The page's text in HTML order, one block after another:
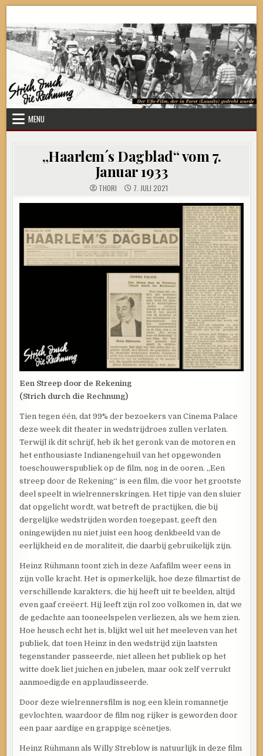
content
Strich durch die Rechnung
MENU
„Haarlem´s Dagblad“ vom 7.
Januar 1933
THORI 7. JULI 2021
Een Streep door de Rekening
(Strich durch die Rechnung)
Tien tegen één, dat 99% der bezoekers van Cinema Palace
deze week dit theater in wedstrijdroes zullen verlaten.
Terwijl ik dit schrijf, heb ik het geronk van de motoren en
het enthousiaste Indianengehuil van het opgewonden
toeschouwerspubliek op de film, nog in de ooren. „Een
streep door de Rekening“ is een film, die voor het grootste
deel speelt in wielrennerskringen. Het tipje van den sluier
dat opgelicht wordt, wat betreft de practijken, die bij
dergelijke wedstrijden worden toegepast, geeft den
oningewijden nu niet juist een hoog denkbeeld van de
eerlijkheid en de moraliteit, die daarbij gebruikelijk zijn.
Heinz Rühmann toont zich in deze Aafafilm weer eens in
zijn volle kracht. Het is opmerkelijk, hoe deze filmartist de
verschillende karakters, die hij heeft uit te beelden, altijd
even gaaf creëert. Hij leeft zijn rol zoo volkomen in, dat we
de gedachte aan tooneelspelen verliezen, als we hem zien.
Hoe heusch echt het is, blijkt wel uit het meeleven van het
publiek, dat toen Heinz in den wedstrijd zijn laatsten
tegenstander passeerde, niet alleen het publiek op het
witte doek liet juichen en jubelen, maar ook zelf verrukt
aanmoedigde en applaudisseerde.
Door deze wielrennersfilm is nog een klein romannetje
gevlochten, waardoor de film nog rijker is geworden door
een paar aardige en grappige scènetjes.
Heinz Rühmann als Willy Streblow is natuurlijk in deze film